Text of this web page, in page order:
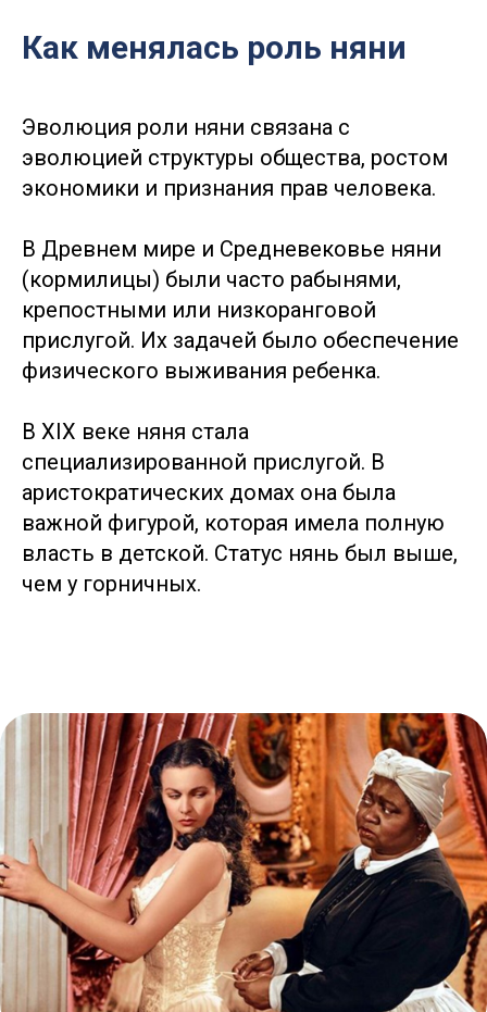
Как менялась роль няни
Эволюция роли няни связана с
эволюцией структуры общества, ростом
экономики и признания прав человека.
В Древнем мире и Средневековье няни
(кормилицы) были часто рабынями,
крепостными или низкоранговой
прислугой. Их задачей было обеспечение
физического выживания ребенка.
В XIX веке няня стала
специализированной прислугой. В
аристократических домах она была
важной фигурой, которая имела полную
власть в детской. Статус нянь был выше,
чем у горничных.